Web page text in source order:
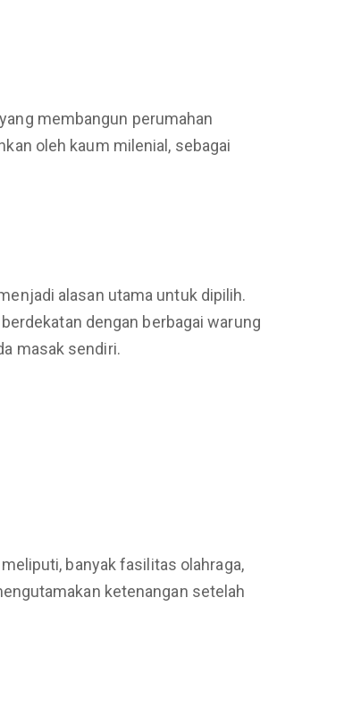
membangun perumahan
oleh kaum milenial, sebagai
alasan utama untuk dipilih.
dengan berbagai warung
masak sendiri.
banyak fasilitas olahraga,
ketenangan setelah